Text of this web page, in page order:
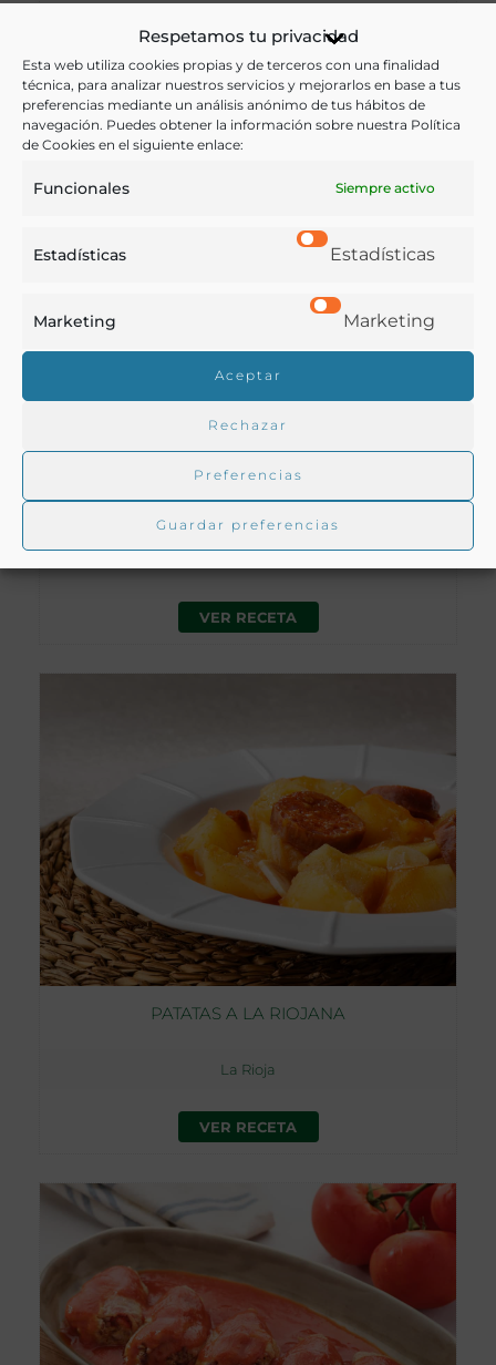
Respetamos tu privacidad
Esta web utiliza cookies propias y de terceros con una finalidad
técnica, para analizar nuestros servicios y mejorarlos en base a tus
preferencias mediante un análisis anónimo de tus hábitos de
navegación. Puedes obtener la información sobre nuestra Política
de Cookies en el siguiente enlace:
Funcionales Siempre activo
Estadísticas Estadísticas
Marketing Marketing
Aceptar
Rechazar
Preferencias
Guardar preferencias
VER RECETA
HABITAS, GUISANTES Y ALCACHOFAS CON
JAMÓN
VER RECETA
PATATAS A LA RIOJANA
La Rioja
VER RECETA